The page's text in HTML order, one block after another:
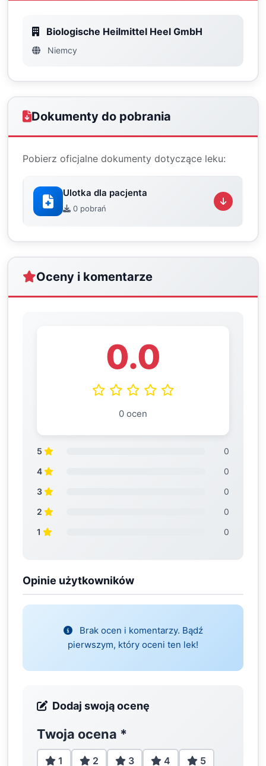
Biologische Heilmittel Heel GmbH
Niemcy
Dokumenty do pobrania
Pobierz oficjalne dokumenty dotyczące leku:
Ulotka dla pacjenta
0 pobrań
Oceny i komentarze
0.0
0 ocen
5
0
4
0
3
0
2
0
1
0
Opinie użytkowników
Brak ocen i komentarzy. Bądź
pierwszym, który oceni ten lek!
Dodaj swoją ocenę
Twoja ocena *
1 2 3 4 5